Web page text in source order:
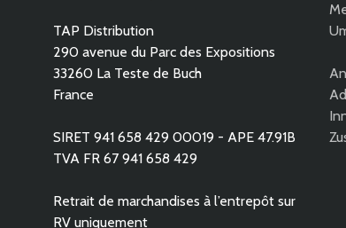
TAP Distribution
290 avenue du Parc des Expositions
33260 La Teste de Buch
France
SIRET 941 658 429 00019 - APE 47.91B
TVA FR 67 941 658 429
Retrait de marchandises à l’entrepôt sur
RV uniquement